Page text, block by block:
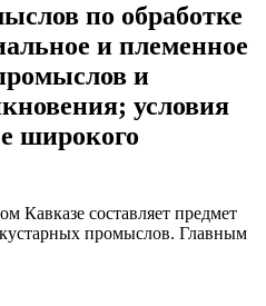
по обработке
и племенное
и
условия
широкого
Кавказе составляет предмет
промыслов. Главным